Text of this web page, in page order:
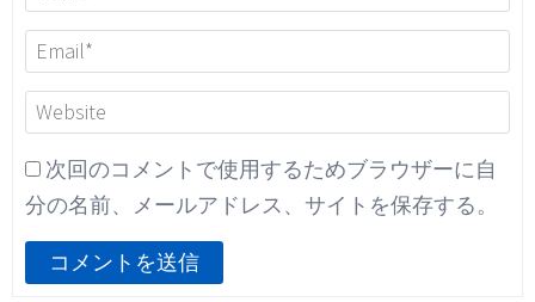
次回のコメントで使用するためブラウザーに自
分の名前、メールアドレス、サイトを保存する。